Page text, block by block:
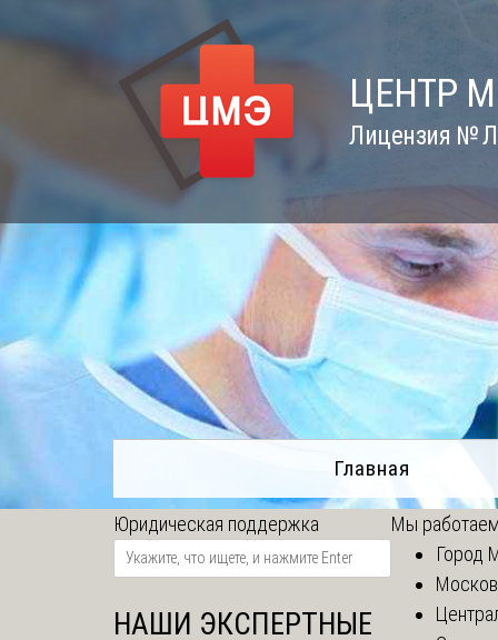
ЦЕНТР
Лицензия №
Главная
Юридическая поддержка
НАШИ ЭКСПЕРТНЫЕ
Мы
Город